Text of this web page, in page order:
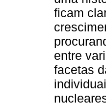
ficam
entre
facetas